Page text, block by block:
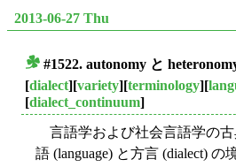
2013-06-27 Thu
#1522. autonomy と
[dialect][variety][terminology][
[dialect_continuum]
言語学および社会言語学の
語 (language) と方言 (dialect) の